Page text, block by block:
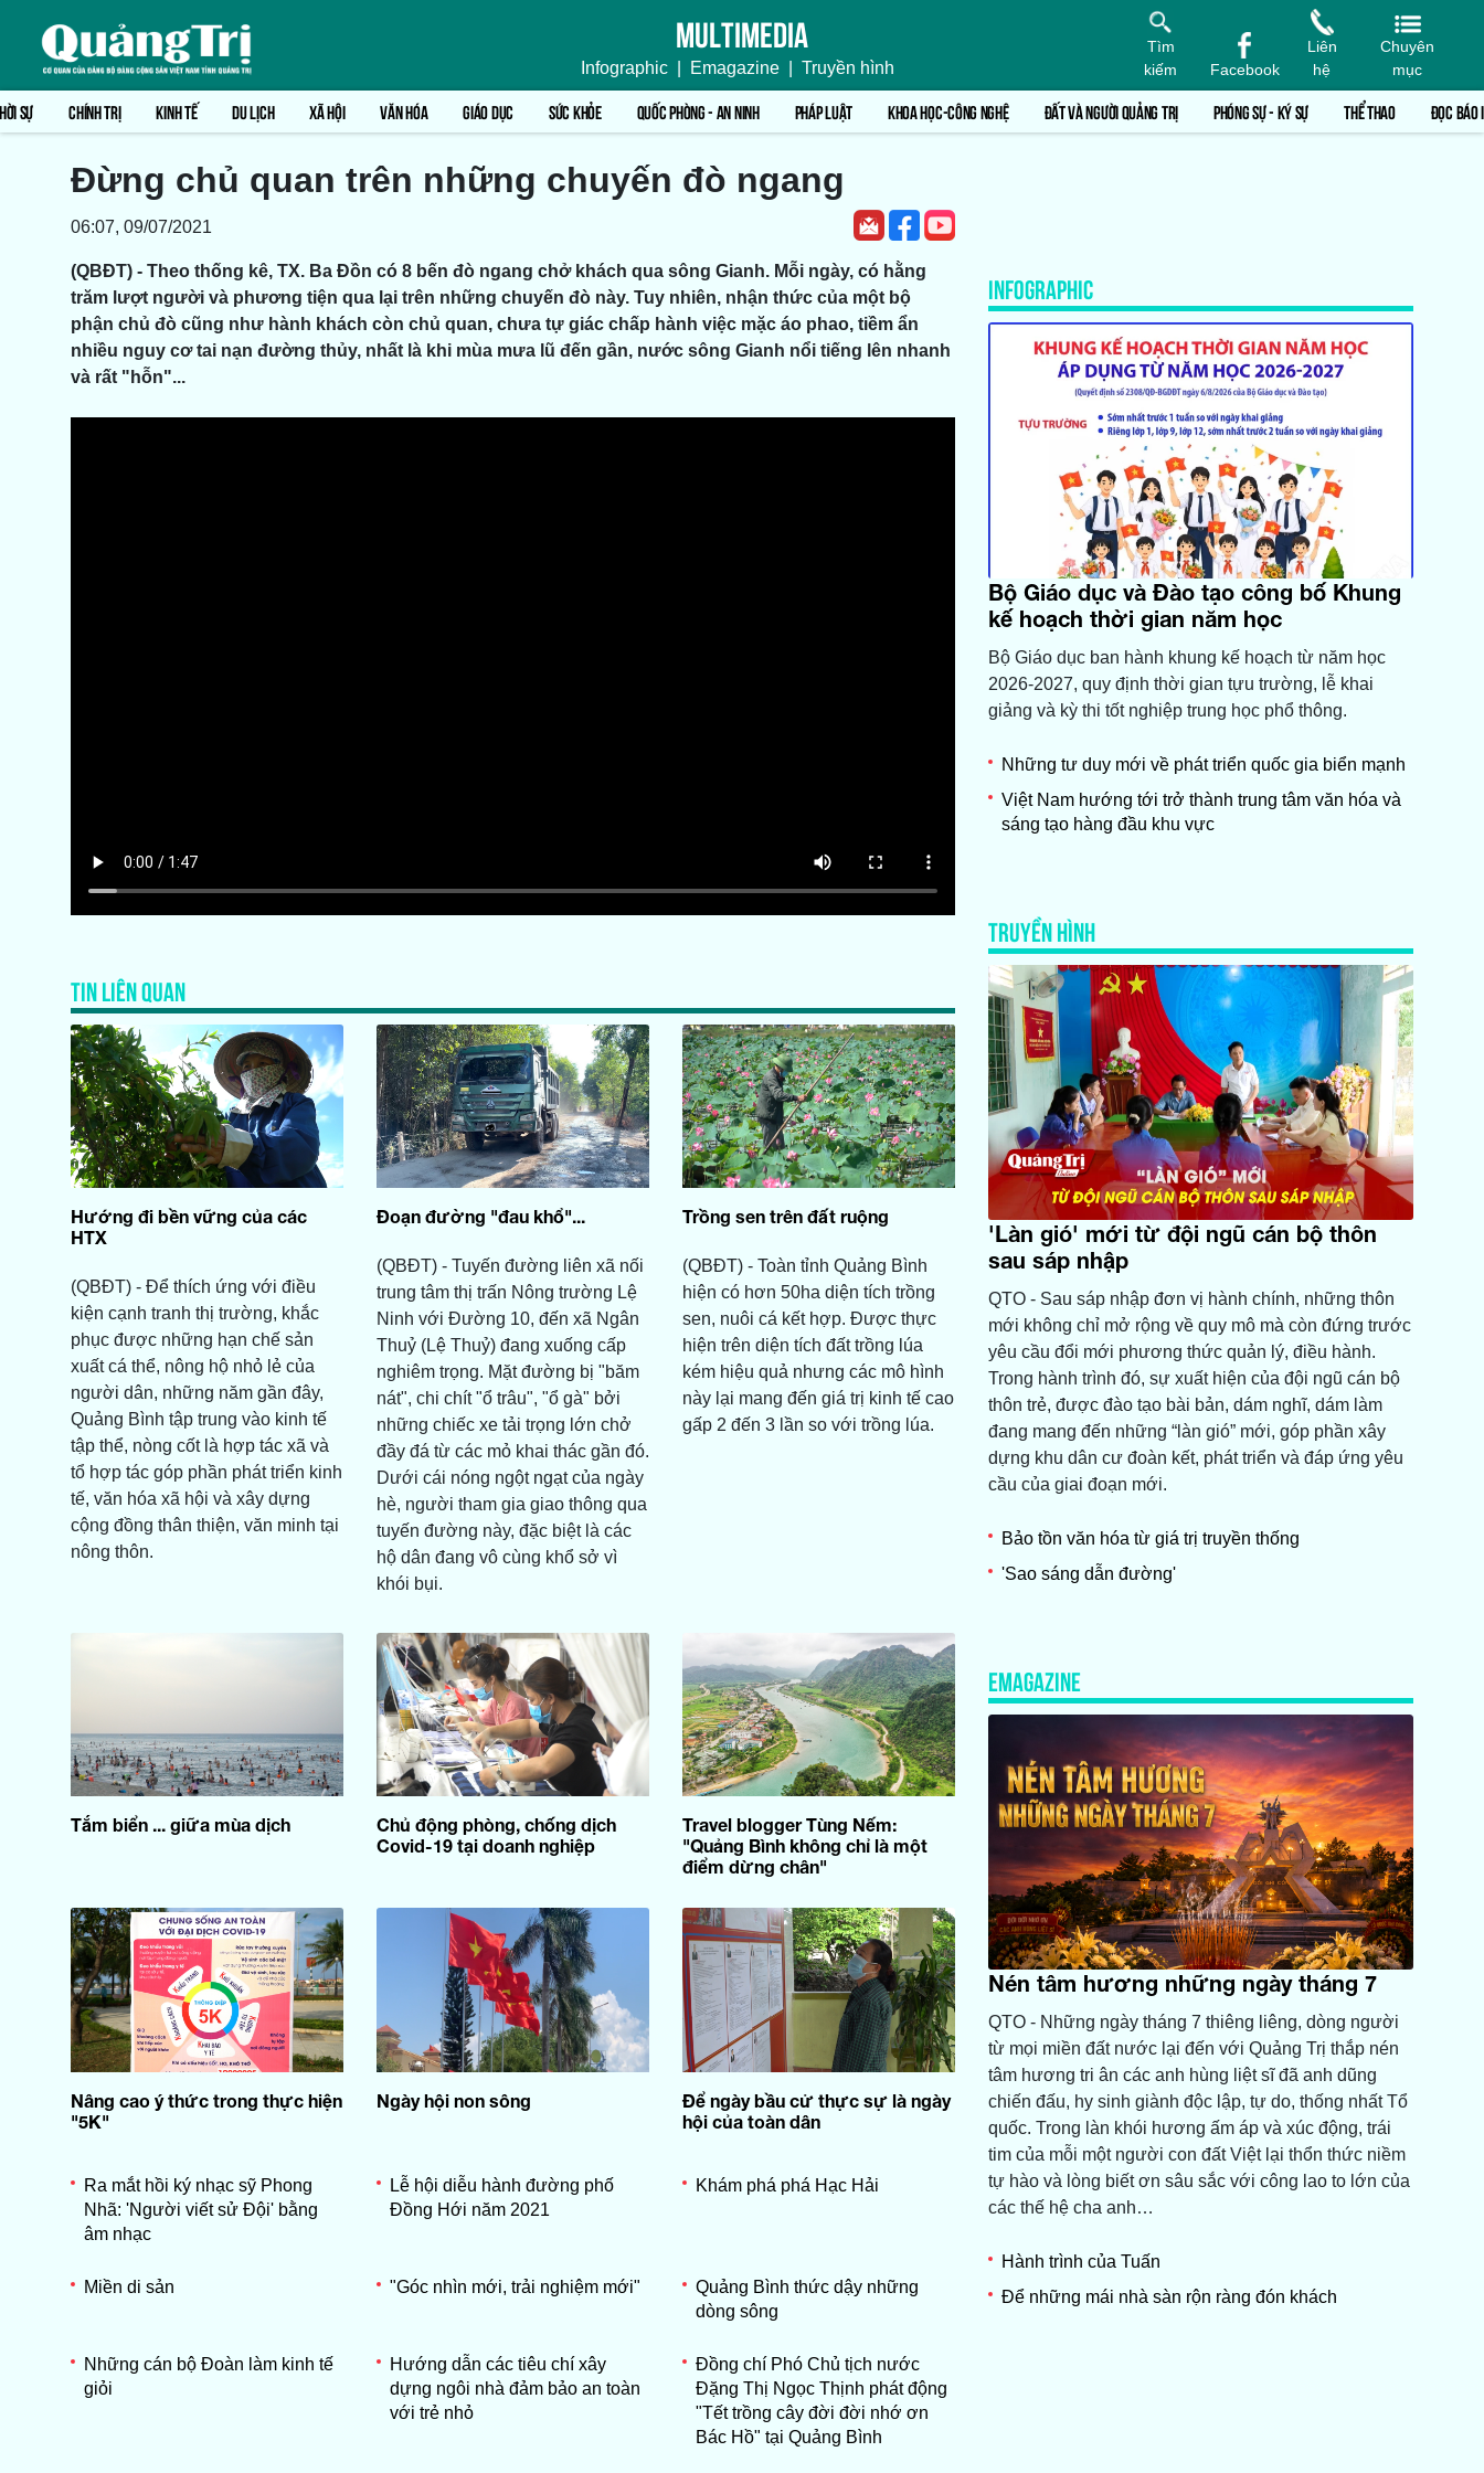
Multimedia
Infographic Emagazine Truyền hình
Tìm
kiếm
Facebook
Liên
hệ
Chuyên
mục
SỰ CHÍNH TRỊ KINH TẾ DU LỊCH XÃ HỘI VĂN HÓA GIÁO DỤC SỨC KHỎE QUỐC PHÒNG - AN NINH PHÁP LUẬT KHOA HỌC-CÔNG NGHỆ ĐẤT VÀ NGƯỜI QUẢNG TRỊ PHÓNG SỰ - KÝ SỰ THỂ THAO ĐỌC BÁO
Đừng chủ quan trên những chuyến đò ngang
06:07, 09/07/2021
(QBĐT) - Theo thống kê, TX. Ba Đồn có 8 bến đò ngang chở khách qua sông Gianh. Mỗi ngày, có hằng
trăm lượt người và phương tiện qua lại trên những chuyến đò này. Tuy nhiên, nhận thức của một bộ
phận chủ đò cũng như hành khách còn chủ quan, chưa tự giác chấp hành việc mặc áo phao, tiềm ẩn
nhiều nguy cơ tai nạn đường thủy, nhất là khi mùa mưa lũ đến gần, nước sông Gianh nổi tiếng lên nhanh
và rất "hỗn"...
TIN LIÊN QUAN
Hướng đi bền vững của các
HTX
(QBĐT) - Để thích ứng với điều
kiện cạnh tranh thị trường, khắc
phục được những hạn chế sản
xuất cá thể, nông hộ nhỏ lẻ của
người dân, những năm gần đây,
Quảng Bình tập trung vào kinh tế
tập thể, nòng cốt là hợp tác xã và
tổ hợp tác góp phần phát triển kinh
tế, văn hóa xã hội và xây dựng
cộng đồng thân thiện, văn minh tại
nông thôn.
Đoạn đường "đau khổ"...
(QBĐT) - Tuyến đường liên xã nối
trung tâm thị trấn Nông trường Lệ
Ninh với Đường 10, đến xã Ngân
Thuỷ (Lệ Thuỷ) đang xuống cấp
nghiêm trọng. Mặt đường bị "băm
nát", chi chít "ổ trâu", "ổ gà" bởi
những chiếc xe tải trọng lớn chở
đầy đá từ các mỏ khai thác gần đó.
Dưới cái nóng ngột ngạt của ngày
hè, người tham gia giao thông qua
tuyến đường này, đặc biệt là các
hộ dân đang vô cùng khổ sở vì
khói bụi.
Trồng sen trên đất ruộng
(QBĐT) - Toàn tỉnh Quảng Bình
hiện có hơn 50ha diện tích trồng
sen, nuôi cá kết hợp. Được thực
hiện trên diện tích đất trồng lúa
kém hiệu quả nhưng các mô hình
này lại mang đến giá trị kinh tế cao
gấp 2 đến 3 lần so với trồng lúa.
Tắm biển ... giữa mùa dịch
Chủ động phòng, chống dịch
Covid-19 tại doanh nghiệp
Travel blogger Tùng Nếm:
"Quảng Bình không chỉ là một
điểm dừng chân"
Nâng cao ý thức trong thực hiện
"5K"
Ngày hội non sông
Để ngày bầu cử thực sự là ngày
hội của toàn dân
Ra mắt hồi ký nhạc sỹ Phong
Nhã: 'Người viết sử Đội' bằng
âm nhạc
Lễ hội diễu hành đường phố
Đồng Hới năm 2021
Khám phá phá Hạc Hải
Miền di sản "Góc nhìn mới, trải nghiệm mới"
Quảng Bình thức dậy những
dòng sông
Những cán bộ Đoàn làm kinh tế
giỏi
Hướng dẫn các tiêu chí xây
dựng ngôi nhà đảm bảo an toàn
với trẻ nhỏ
Đồng chí Phó Chủ tịch nước
Đặng Thị Ngọc Thịnh phát động
"Tết trồng cây đời đời nhớ ơn
Bác Hồ" tại Quảng Bình
INFOGRAPHIC
Bộ Giáo dục và Đào tạo công bố Khung
kế hoạch thời gian năm học
Bộ Giáo dục ban hành khung kế hoạch từ năm học
2026-2027, quy định thời gian tựu trường, lễ khai
giảng và kỳ thi tốt nghiệp trung học phổ thông.
Những tư duy mới về phát triển quốc gia biển mạnh
Việt Nam hướng tới trở thành trung tâm văn hóa và
sáng tạo hàng đầu khu vực
TRUYỀN HÌNH
'Làn gió' mới từ đội ngũ cán bộ thôn
sau sáp nhập
QTO - Sau sáp nhập đơn vị hành chính, những thôn
mới không chỉ mở rộng về quy mô mà còn đứng trước
yêu cầu đổi mới phương thức quản lý, điều hành.
Trong hành trình đó, sự xuất hiện của đội ngũ cán bộ
thôn trẻ, được đào tạo bài bản, dám nghĩ, dám làm
đang mang đến những “làn gió” mới, góp phần xây
dựng khu dân cư đoàn kết, phát triển và đáp ứng yêu
cầu của giai đoạn mới.
Bảo tồn văn hóa từ giá trị truyền thống
'Sao sáng dẫn đường'
EMAGAZINE
Nén tâm hương những ngày tháng 7
QTO - Những ngày tháng 7 thiêng liêng, dòng người
từ mọi miền đất nước lại đến với Quảng Trị thắp nén
tâm hương tri ân các anh hùng liệt sĩ đã anh dũng
chiến đấu, hy sinh giành độc lập, tự do, thống nhất Tổ
quốc. Trong làn khói hương ấm áp và xúc động, trái
tim của mỗi một người con đất Việt lại thổn thức niềm
tự hào và lòng biết ơn sâu sắc với công lao to lớn của
các thế hệ cha anh…
Hành trình của Tuấn
Để những mái nhà sàn rộn ràng đón khách